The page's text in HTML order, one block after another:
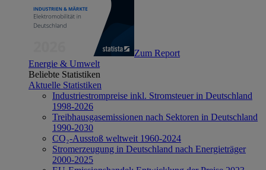
Zum Report
Energie & Umwelt
Beliebte Statistiken
Aktuelle Statistiken
Industriestrompreise inkl. Stromsteuer in Deutschland
1998-2026
Treibhausgasemissionen nach Sektoren in Deutschland
1990-2030
CO₂-Ausstoß weltweit 1960-2024
Stromerzeugung in Deutschland nach Energieträger
2000-2025